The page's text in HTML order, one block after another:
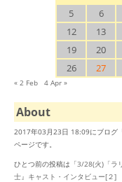
5
6
12
13
19
20
26
27
« 2 Feb 4 Apr »
About
2017年03月23日 18:09にブログ
ページです。
ひとつ前の投稿は「3/28(火)「ラ
士』キャスト・インタビュー[２]